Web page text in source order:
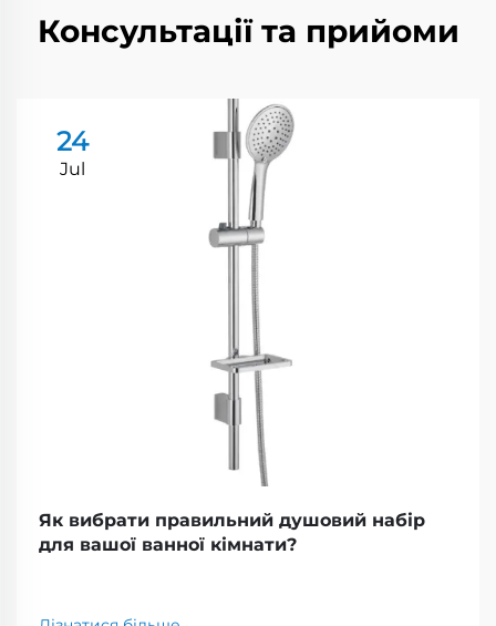
Консультації та прийоми
24
Jul
Як вибрати правильний душовий набір
для вашої ванної кімнати?